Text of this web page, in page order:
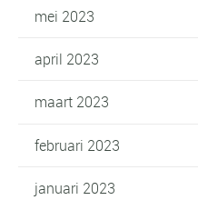
mei 2023
april 2023
maart 2023
februari 2023
januari 2023